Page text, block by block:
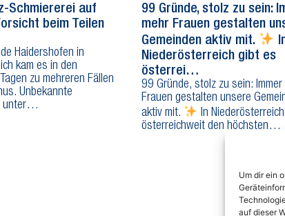
Um dir ein
auf dieser
Schmiererei auf
beim Teilen
Haidershofen in
kam es in den
zu mehreren Fällen
Unbekannte
unter…
99 Gründe, stolz zu sein:
mehr Frauen gestalten
Gemeinden aktiv mit.
Niederösterreich gibt es
österrei…
99 Gründe, stolz zu sein: Immer
Frauen gestalten unsere
aktiv mit.
In
österreichweit den höchsten…